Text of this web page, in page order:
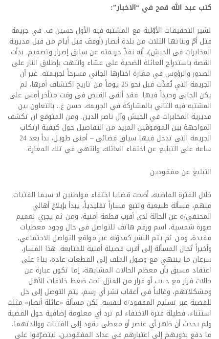
كتب عبد الله قمح في “الاخبار”:
تشير التحقيقات الأوّلية مع المشتبه فيه الأول حسين ف. في جريمة
قتل أمّ وبناتها الثلاث من بلدة أنصار (أوقفَ قبل أيام من قبل مديرية
المخابرات في الجيش)، أنه نفذّ جريمته عن سابق إصرار وتصميم. بدأت
القصة باستدراج العائلة الضحية على عشاء وانتهت بإطلاق النار على
الصدور والرؤوس في مغارة اختارها الجاني مسرحاً لجريمته. غير أن
الجريمة التي نُفذّت قبل نحو 25 يوماً من تاريخ اكتشاف أمرها، لم
يكن الجاني وحيداً فيها. فقد ألقي القبض في وقت متأخر أمس على
المشتبه فيه الثاني بالمشاركة في الجريمة، حسن غ.، بالتعاون بين
مديرية المخابرات في الجيش وآل ناصر الدين. ومن المتوقع ان تكشف
المواجهة بين الموقوفَين المزيد من التفاصيل حول كيفية ارتكاب
الجريمة التي تدخل فيها سياق قضائي – أمني طويل، بدأ بعد 24
ساعة على التبليغ عن اختفاء العائلة، وانتهى في تلك المغارة.
التبليغ عن مفقودين
خلال الفترة الماضية، أضحت قضايا اختفاء مواطنين لا سيما الفتيات
منهم، مسألة طبيعية وتتبع مساراً تقليدياً، يبدأ بإبلاغ أهالي
المختفي/ة عن الحالة لدى أقرب قطعة أمنية، ومن ثم يجري تعميم
صورة شمسية، اسم ورقم هاتف للتواصل في حال وجود معطيات
مفيدة، ومن ثم يتم النشر كمدوّنة عبر مواقع التواصل الاجتماعي،
وأخيراً تُحال المسألة إلى أقرب فصيلة أمنية للمتابعة. هذا المسار،
سرعان ما ينتهي مع وصول الملف إلى القطعات عادة، بناءً على
اعتقاد مسبق بأن معظم الحالات المشابهة، إما تكون عبارة عن
حالات فرار مع حبيب أو فرار من المنزل تحت ضغط خلافات الأهل
ومشكلاتهم، وغالباً في أعقاب نشر أي رسم، يتم التوصل إلى حل
للقضية عبر تسليم المفقود/ة لنفسه. لكن مسألة «عائلة أنصار» مثلت
استثناء، فطيلة فترة الاختفاء لم ترد أي معلومة إضافية حول القضية
ولم يحدث أن ظهر أي عنصر أو معطى يقود إلى الفتيات ووالدتهما،
ما دفع بذويهم إلى اعتبارهم في عداد المفقودين، ليتصرّفوا على